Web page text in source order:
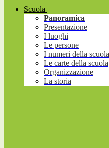
Scuola
Panoramica
Presentazione
I luoghi
Le persone
I numeri della scuola
Le carte della scuola
Organizzazione
La storia